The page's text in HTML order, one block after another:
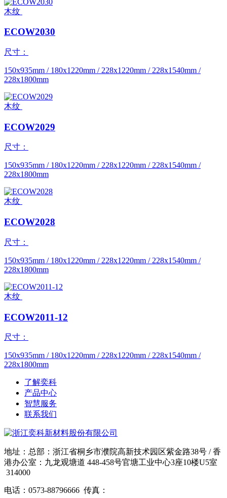
木纹
ECOW2030
尺寸：
150x935mm / 180x1220mm / 228x1220mm / 228x1540mm /
228x1800mm
木纹
ECOW2029
尺寸：
150x935mm / 180x1220mm / 228x1220mm / 228x1540mm /
228x1800mm
木纹
ECOW2028
尺寸：
150x935mm / 180x1220mm / 228x1220mm / 228x1540mm /
228x1800mm
木纹
ECOW2011-12
尺寸：
150x935mm / 180x1220mm / 228x1220mm / 228x1540mm /
228x1800mm
了解奕科
产品中心
智慧服务
联系我们
地址：总部：浙江省桐乡市濮院高新技术园区紫金路38号 / 香
港办公室：九龙观塘道 448-458号官塘工业中心3座10楼U5室
314000
电话：0573-88796666 传真：